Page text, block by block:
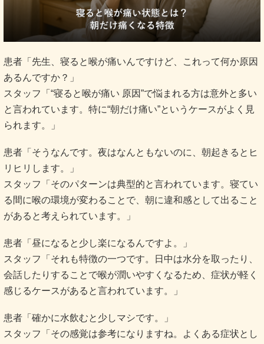
患者「先生、寝ると喉が痛いんですけど、これって何か原因
あるんですか？」
スタッフ「“寝ると喉が痛い 原因”で悩まれる方は意外と多い
と言われています。特に“朝だけ痛い”というケースがよく見
られます。」
患者「そうなんです。夜はなんともないのに、朝起きるとヒ
リヒリします。」
スタッフ「そのパターンは典型的と言われています。寝てい
る間に喉の環境が変わることで、朝に違和感として出ること
があると考えられています。」
患者「昼になると少し楽になるんですよ。」
スタッフ「それも特徴の一つです。日中は水分を取ったり、
会話したりすることで喉が潤いやすくなるため、症状が軽く
感じるケースがあると言われています。」
患者「確かに水飲むと少しマシです。」
スタッフ「その感覚は参考になりますね。よくある症状とし